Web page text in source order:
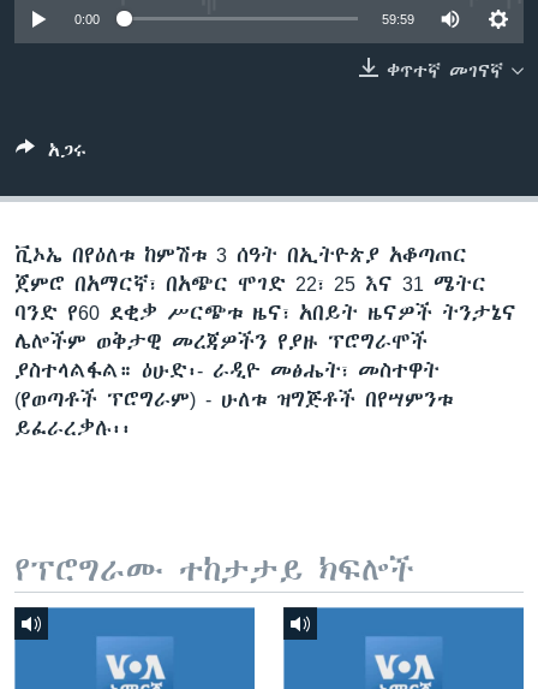
0:00 59:59
ቀጥተኛ መገናኛ
አጋሩ
ቪኦኤ በየዕለቱ ከምሽቱ 3 ሰዓት በኢትዮጵያ አቆጣጠር
ጀምሮ በአማርኛ፣ በአጭር ሞገድ 22፣ 25 እና 31 ሜትር
ባንድ የ60 ደቂቃ ሥርጭቱ ዜና፣ አበይት ዜናዎች ትንታኔና
ሌሎችም ወቅታዊ መረጃዎችን የያዙ ፕሮግራሞች
ያስተላልፋል። ዕሁድ፡- ራዲዮ መፅሔት፣ መስተዋት
(የወጣቶች ፕሮግራም) - ሁለቱ ዝግጅቶች በየሣምንቱ
ይፈራረቃሉ፡፡
የፕሮግራሙ ተከታታይ ክፍሎች